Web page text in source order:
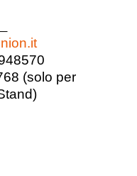
(solo per